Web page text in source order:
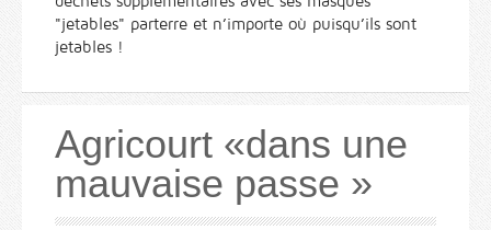
"jetables" parterre et n’importe où puisqu’ils sont
jetables !
Agricourt «dans une
mauvaise passe »